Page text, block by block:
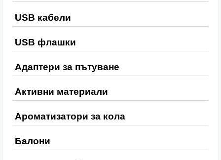
USB кабели
USB флашки
Адаптери за пътуване
Активни материали
Ароматизатори за кола
Балони